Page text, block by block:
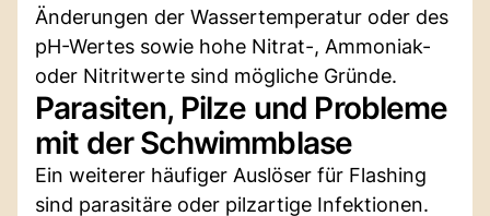
Änderungen der Wassertemperatur oder des
pH-Wertes sowie hohe Nitrat-, Ammoniak-
oder Nitritwerte sind mögliche Gründe.
Parasiten, Pilze und Probleme
mit der Schwimmblase
Ein weiterer häufiger Auslöser für Flashing
sind parasitäre oder pilzartige Infektionen.